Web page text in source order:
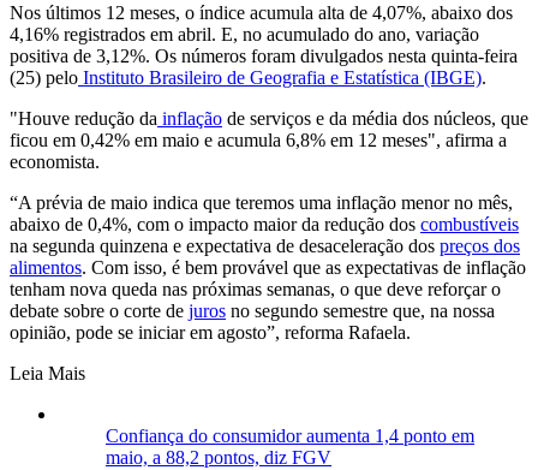
Nos últimos 12 meses, o índice acumula alta de 4,07%, abaixo dos
4,16% registrados em abril. E, no acumulado do ano, variação
positiva de 3,12%. Os números foram divulgados nesta quinta-feira
(25) pelo Instituto Brasileiro de Geografia e Estatística (IBGE).
"Houve redução da inflação de serviços e da média dos núcleos, que
ficou em 0,42% em maio e acumula 6,8% em 12 meses", afirma a
economista.
“A prévia de maio indica que teremos uma inflação menor no mês,
abaixo de 0,4%, com o impacto maior da redução dos combustíveis
na segunda quinzena e expectativa de desaceleração dos preços dos
alimentos. Com isso, é bem provável que as expectativas de inflação
tenham nova queda nas próximas semanas, o que deve reforçar o
debate sobre o corte de juros no segundo semestre que, na nossa
opinião, pode se iniciar em agosto”, reforma Rafaela.
Leia Mais
Confiança do consumidor aumenta 1,4 ponto em
maio, a 88,2 pontos, diz FGV